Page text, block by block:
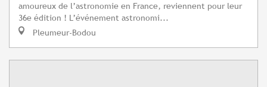
amoureux de l’astronomie en France, reviennent pour leur
36e édition ! L’événement astronomi...
Pleumeur-Bodou